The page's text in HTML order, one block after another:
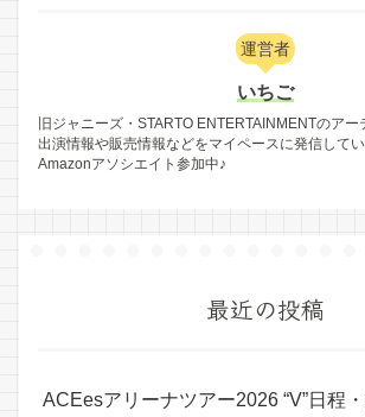
運営者
いちご
旧ジャニーズ・STARTO ENTERTAINMENTのアー
出演情報や販売情報などをマイペースに発信して
Amazonアソシエイト参加中♪
最近の投稿
ACEesアリーナツアー2026 “V”日程